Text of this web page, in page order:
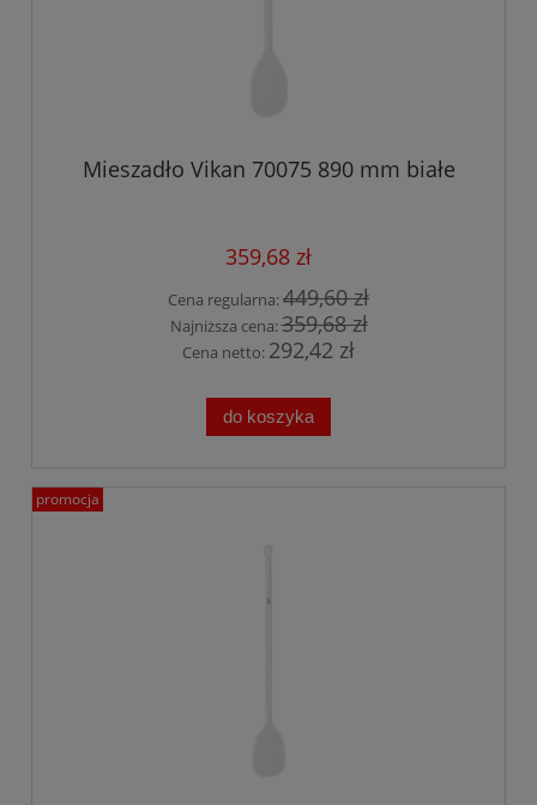
Mieszadło Vikan 70075 890 mm białe
359,68 zł
Cena regularna:449,60 zł
Najniższa cena:359,68 zł
Cena netto: 292,42 zł
do koszyka
promocja